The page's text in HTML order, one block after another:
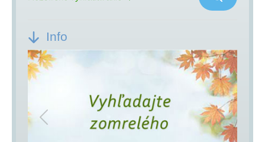
Info
Previous Next